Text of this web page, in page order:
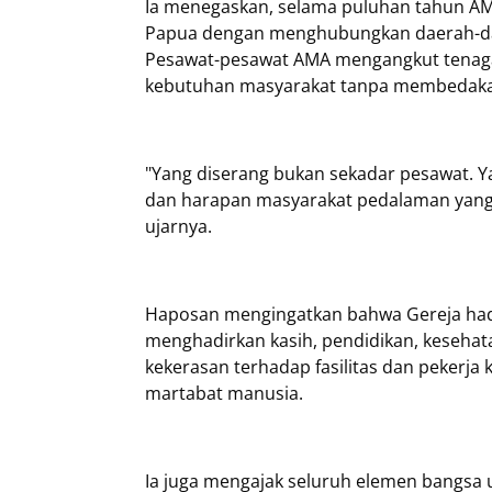
Ia menegaskan, selama puluhan tahun
Papua dengan menghubungkan
Pesawat-pesawat AMA mengangkut
kebutuhan masyarakat tanpa
"Yang diserang bukan sekadar pesawat.
dan harapan masyarakat pedalaman
ujarnya.
Haposan mengingatkan bahwa Gereja
menghadirkan kasih, pendidikan,
kekerasan terhadap fasilitas dan
martabat manusia.
Ia juga mengajak seluruh elemen